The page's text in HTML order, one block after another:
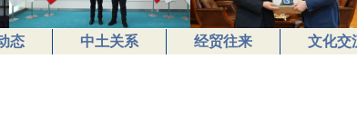
态 中土关系 经贸往来 文化交